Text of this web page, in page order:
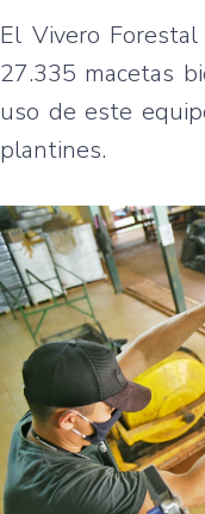
El Vivero
27.335 macetas
uso de este
plantines.